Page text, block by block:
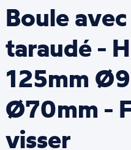
Boule
taraudé -
125mm
Ø70mm -
visser